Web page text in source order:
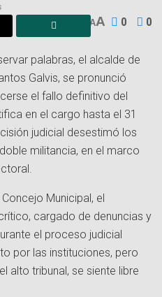
AA 0 0
palabras, el alcalde de
Galvis, se pronunció
el fallo definitivo del
en el cargo hasta el 31
judicial desestimó los
militancia, en el marco
Municipal, el
cargado de denuncias y
el proceso judicial
por las instituciones, pero
alto tribunal, se siente libre